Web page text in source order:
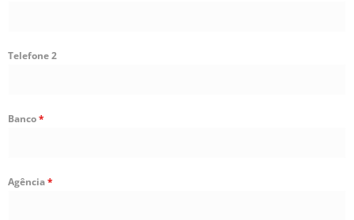
Telefone 2
Banco*
Agência*